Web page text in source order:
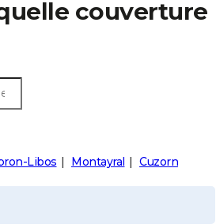
couverture
Libos Montayral Cuzorn